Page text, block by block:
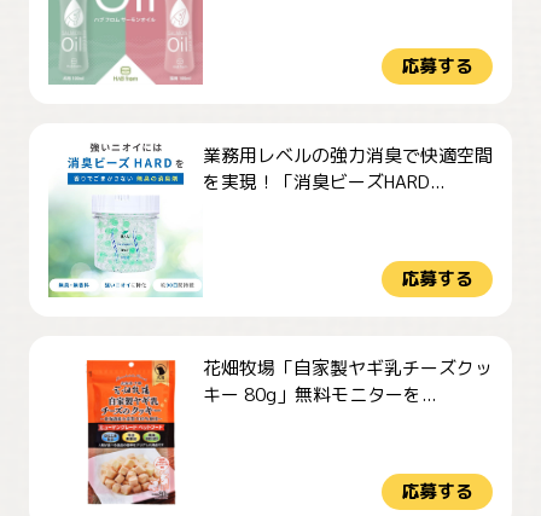
応募する
業務用レベルの強力消臭で快適空間
を実現！「消臭ビーズHARD...
応募する
花畑牧場「自家製ヤギ乳チーズクッ
キー 80g」無料モニターを...
応募する